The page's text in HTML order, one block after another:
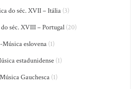
do séc. XVII – Itália (3)
séc. XVIII – Portugal (20)
-Música eslovena(1)
estadunidense(1)
Gauchesca(1)